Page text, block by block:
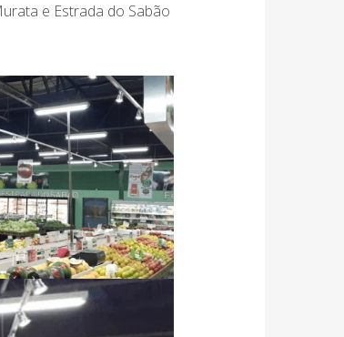
e Estrada do Sabão